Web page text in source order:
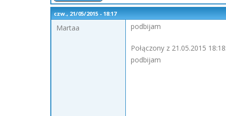
czw., 21/05/2015 - 18:17
Martaa
podbijam
Połączony z 21.05.2015 18:18:
podbijam